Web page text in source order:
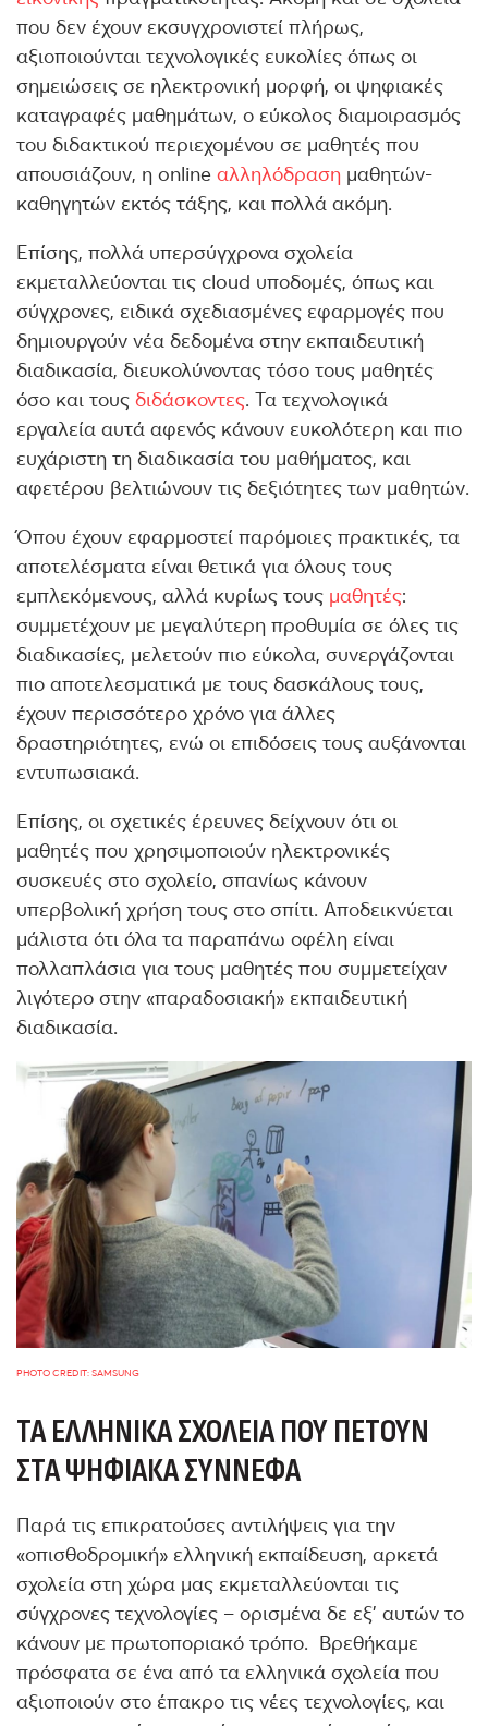
που δεν έχουν εκσυγχρονιστεί πλήρως,
αξιοποιούνται τεχνολογικές ευκολίες όπως οι
σημειώσεις σε ηλεκτρονική μορφή, οι ψηφιακές
καταγραφές μαθημάτων, ο εύκολος διαμοιρασμός
του διδακτικού περιεχομένου σε μαθητές που
απουσιάζουν, η online αλληλόδραση μαθητών-
καθηγητών εκτός τάξης, και πολλά ακόμη.
Επίσης, πολλά υπερσύγχρονα σχολεία
εκμεταλλεύονται τις cloud υποδομές, όπως και
σύγχρονες, ειδικά σχεδιασμένες εφαρμογές που
δημιουργούν νέα δεδομένα στην εκπαιδευτική
διαδικασία, διευκολύνοντας τόσο τους μαθητές
όσο και τους διδάσκοντες. Τα τεχνολογικά
εργαλεία αυτά αφενός κάνουν ευκολότερη και πιο
ευχάριστη τη διαδικασία του μαθήματος, και
αφετέρου βελτιώνουν τις δεξιότητες των μαθητών.
Όπου έχουν εφαρμοστεί παρόμοιες πρακτικές, τα
αποτελέσματα είναι θετικά για όλους τους
εμπλεκόμενους, αλλά κυρίως τους μαθητές:
συμμετέχουν με μεγαλύτερη προθυμία σε όλες τις
διαδικασίες, μελετούν πιο εύκολα, συνεργάζονται
πιο αποτελεσματικά με τους δασκάλους τους,
έχουν περισσότερο χρόνο για άλλες
δραστηριότητες, ενώ οι επιδόσεις τους αυξάνονται
εντυπωσιακά.
Επίσης, οι σχετικές έρευνες δείχνουν ότι οι
μαθητές που χρησιμοποιούν ηλεκτρονικές
συσκευές στο σχολείο, σπανίως κάνουν
υπερβολική χρήση τους στο σπίτι. Αποδεικνύεται
μάλιστα ότι όλα τα παραπάνω οφέλη είναι
πολλαπλάσια για τους μαθητές που συμμετείχαν
λιγότερο στην «παραδοσιακή» εκπαιδευτική
διαδικασία.
PHOTO CREDIT: SAMSUNG
ΤΑ ΕΛΛΗΝΙΚΆ ΣΧΟΛΕΊΑ ΠΟΥ ΠΕΤΟΎΝ
ΣΤΑ ΨΗΦΙΑΚΆ ΣΎΝΝΕΦΑ
Παρά τις επικρατούσες αντιλήψεις για την
«οπισθοδρομική» ελληνική εκπαίδευση, αρκετά
σχολεία στη χώρα μας εκμεταλλεύονται τις
σύγχρονες τεχνολογίες – ορισμένα δε εξ’ αυτών το
κάνουν με πρωτοποριακό τρόπο. Βρεθήκαμε
πρόσφατα σε ένα από τα ελληνικά σχολεία που
αξιοποιούν στο έπακρο τις νέες τεχνολογίες, και